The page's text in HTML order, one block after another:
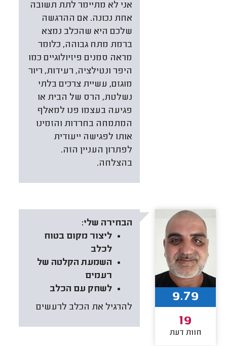
אני לא מתיימר לתת תשובה
אחת נכונה. אם ההרגשה
שלכם היא שהכלב נמצא
ברמת מתח גבוהה, כלומר
מראה סמנים פיזיולוגיים כמו
היפר ונטילציה, רעידות, ריור
מוגזם, עשיית צרכים בלתי
נשלטת, הרס של הבית או
פגיעה בעצמו פנו למאלף
המתמחה בחרדות והזמינו
אותו לפגישה ייעודית
לפתרון העניין הזה.
בהצלחה.
הבחירה שלי:
ליצור מקום בטוח
לכלב
השמעת הקלטה של
רעמים
לשחק עם הכלב
להרגיל את הכלב לרעשים
9.79
19
חוות דעת